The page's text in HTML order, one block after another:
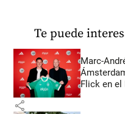
Te puede
Marc-
Flick en el
share